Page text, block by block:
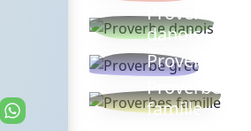
Proverbe
danois
Proverbe grec
Proverbes
famille